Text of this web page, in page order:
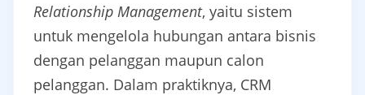
Relationship Management, yaitu sistem
untuk mengelola hubungan antara bisnis
dengan pelanggan maupun calon
pelanggan. Dalam praktiknya, CRM